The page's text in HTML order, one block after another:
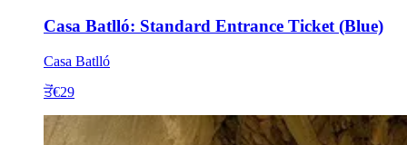
Casa Batlló: Standard Entrance Ticket (Blue)
Casa Batlló
ਤੋਂ€29